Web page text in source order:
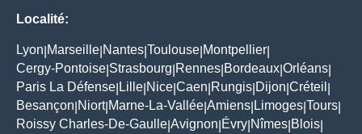
Localité:
Lyon Marseille Nantes Toulouse Montpellier
Cergy-Pontoise Strasbourg Rennes Bordeaux Orléans
Paris La Défense Lille Nice Caen Rungis Dijon Créteil
Besançon Niort| Marne-La-Vallée Amiens Limoges Tours
Roissy Charles-De-Gaulle Avignon Évry Nîmes Blois